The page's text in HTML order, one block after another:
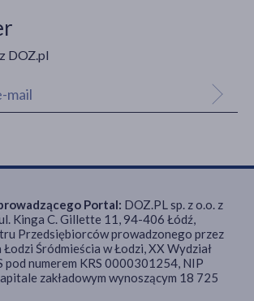
DOZ.pl
Portal: DOZ.PL sp. z o.o. z
Kinga C. Gillette 11, 94-406 Łódź,
Przedsiębiorców prowadzonego przez
Śródmieścia w Łodzi, XX Wydział
pod numerem KRS 0000301254, NIP
zakładowym wynoszącym 18 725